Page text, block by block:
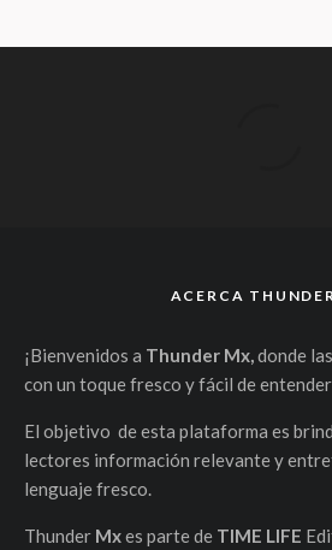
ACERCA
¡Bienvenidos a Thunder Mx,donde
con un toque fresco y fácil de
El objetivo de esta plataforma es
lectores información relevante y
lenguaje fresco.
Thunder Mxes parte de TIME LIFE